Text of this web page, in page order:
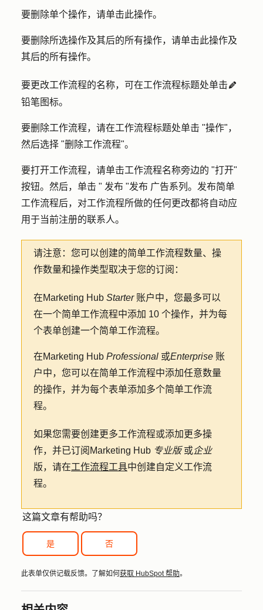
要删除单个操作，请单击此操作。
要删除所选操作及其后的所有操作，请单击此操作及
其后的所有操作。
要更改工作流程的名称，可在工作流程标题处单击edit
铅笔图标。
要删除工作流程，请在工作流程标题处单击 "操作"，
然后选择 "删除工作流程"。
要打开工作流程，请单击工作流程名称旁边的 "打开"
按钮。然后，单击 " 发布 "发布 广告系列。发布简单
工作流程后，对工作流程所做的任何更改都将自动应
用于当前注册的联系人。
请注意： 您可以创建的简单工作流程数量、操
作数量和操作类型取决于您的订阅：
在Marketing Hub Starter 账户中，您最多可以
在一个简单工作流程中添加 10 个操作，并为每
个表单创建一个简单工作流程。
在Marketing Hub Professional 或Enterprise 账
户中，您可以在简单工作流程中添加任意数量
的操作，并为每个表单添加多个简单工作流
程。
如果您需要创建更多工作流程或添加更多操
作，并已订阅 Marketing Hub 专业版 或企业
版，请在工作流程工具中创建自定义工作流
程。
这篇文章有帮助吗？
是 否
此表单仅供记载反馈。了解如何 获取 HubSpot 帮助。